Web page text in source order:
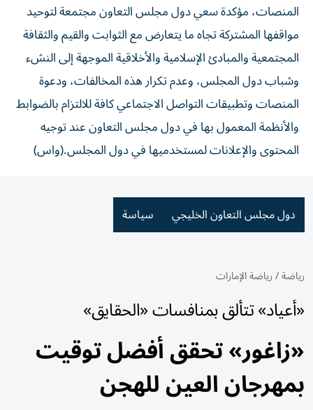
المنصات، مؤكدة سعي دول مجلس التعاون مجتمعة لتوحيد
مواقفها المشتركة تجاه ما يتعارض مع الثوابت والقيم والثقافة
المجتمعية والمبادئ الإسلامية والأخلاقية الموجهة إلى النشء
وشباب دول المجلس، وعدم تكرار هذه المخالفات، ودعوة
المنصات وتطبيقات التواصل الاجتماعي كافة للالتزام بالضوابط
والأنظمة المعمول بها في دول مجلس التعاون عند توجيه
المحتوى والإعلانات لمستخدميها في دول المجلس.(واس)
دول مجلس التعاون الخليجي سياسة
رياضة/رياضة الإمارات
«أعياد» تتألق بمنافسات «الحقايق»
«زاغور» تحقق أفضل توقيت
بمهرجان العين للهجن